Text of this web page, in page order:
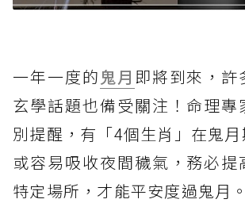
一年一度的 鬼月 即將到來，
玄學話題也備受關注！命理專
別提醒，有「4個生肖」在鬼
或容易吸收夜間穢氣，務必提
特定場所，才能平安度過鬼月